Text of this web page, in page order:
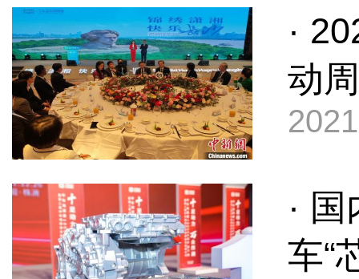
·
动
·
车“